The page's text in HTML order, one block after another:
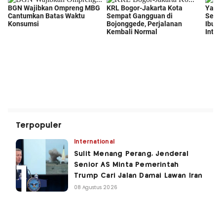
Terpopuler
International
Sulit Menang Perang, Jenderal
Senior AS Minta Pemerintah
Trump Cari Jalan Damai Lawan Iran
08 Agustus 2026